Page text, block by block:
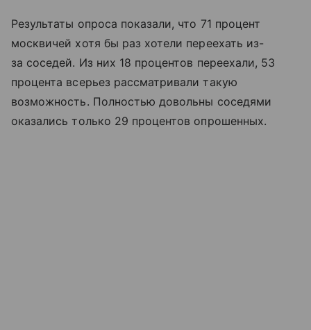
Результаты опроса показали, что 71 процент
москвичей хотя бы раз хотели переехать из-
за соседей. Из них 18 процентов переехали, 53
процента всерьез рассматривали такую
возможность. Полностью довольны соседями
оказались только 29 процентов опрошенных.